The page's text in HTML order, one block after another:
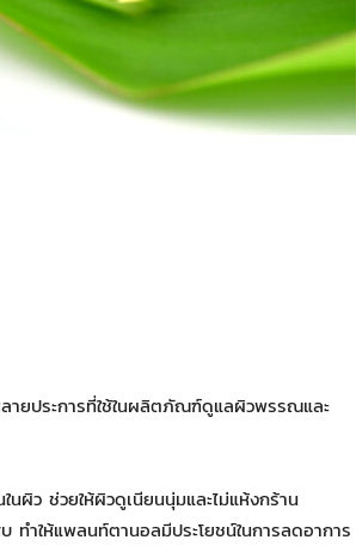
ยประการที่ใช้ในผลิตภัณฑ์ดูแลผิวพรรณและ
ผิว ช่วยให้ผิวดูเนียนนุ่มและไม่แห้งกร้าน
ำให้แพลนท์ตานอลมีประโยชน์ในการลดอาการ